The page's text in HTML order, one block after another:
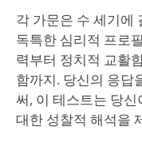
각 가문은 수 세기에
독특한 심리적 프로
력부터 정치적 교활
함까지. 당신의 응답
써, 이 테스트는 당
대한 성찰적 해석을